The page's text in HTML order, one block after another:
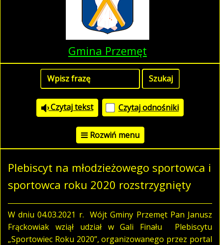
Gmina Przemęt
Czytaj tekst Czytaj odnośniki
Rozwiń menu
Plebiscyt na młodzieżowego sportowca i
sportowca roku 2020 rozstrzygnięty
W dniu 04.03.2021 r. Wójt Gminy Przemęt Pan Janusz
Frąckowiak wziął udział w Gali Finału Plebiscytu
„Sportowiec Roku 2020”, organizowanego przez portal